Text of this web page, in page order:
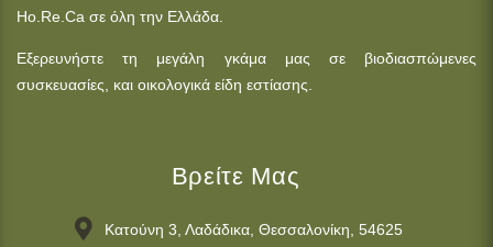
Ho.Re.Ca σε όλη την Ελλάδα.
Εξερευνήστε τη μεγάλη γκάμα μας σε βιοδιασπώμενες
συσκευασίες, και οικολογικά είδη εστίασης.
Βρείτε Μας
Κατούνη 3, Λαδάδικα, Θεσσαλονίκη, 54625